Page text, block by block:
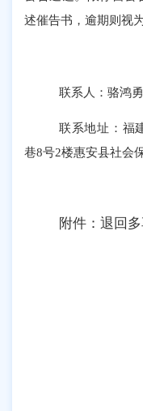
述催告书，逾期则视
联系人：骆鸿勇
联系地址：福
巷8号2楼惠安县社会
附件：退回